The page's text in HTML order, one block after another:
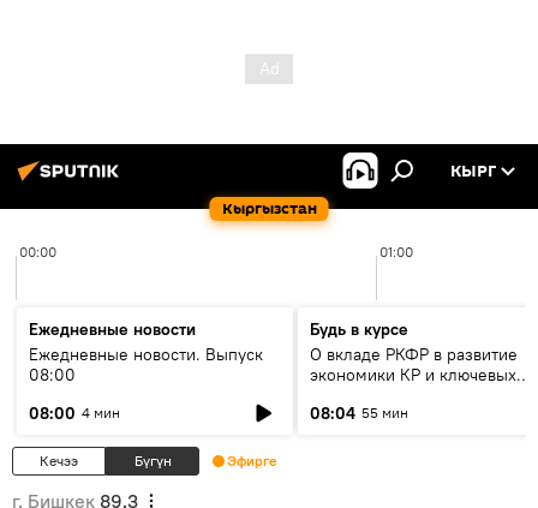
Кыргызстан
КЫРГ
00:00 01:00
Ежедневные новости
Ежедневные новости. Выпуск
08:00
08:00 4 мин
Будь в курсе
О вкладе РКФР в развитие
экономики КР и ключевых
08:04 55 мин
Кечээ Бүгүн Эфирге
г. Бишкек 89.3